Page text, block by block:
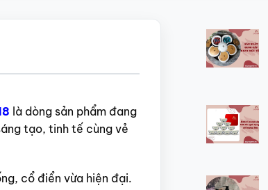
là dòng sản phẩm đang
tạo, tinh tế cùng vẻ
cổ điển vừa hiện đại.